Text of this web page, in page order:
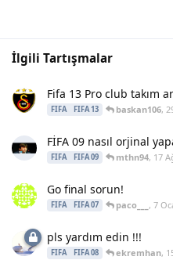
İlgili Tartışmalar
Fifa 13 Pro club takım
FIFA FIFA 13 baskan106,
FİFA 09 nasıl orjinal
FIFA FIFA 09 mthn94, 17
Go final sorun!
FIFA FIFA 07 paco___ , 7
pls yardım edin !!!
FIFA FIFA 08 ekremhan,